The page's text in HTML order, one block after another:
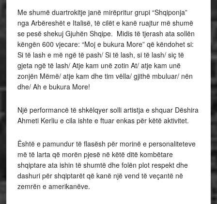
Me shumë duartrokitje janë mirëpritur grupi “Shqiponja”
nga Arbëreshët e Italisë, të cilët e kanë ruajtur më shumë
se pesë shekuj Gjuhën Shqipe. Midis të tjerash ata sollën
këngën 600 vjecare: “Moj e bukura More” që këndohet si:
Si të lash e më ngë të pash/ Si të lash, si të lash/ siç të
gjeta ngë të lash/ Atje kam unë zotin At/ atje kam unë
zonjën Mëmë/ atje kam dhe tim vëlla/ gjithë mbuluar/ nën
dhe/ Ah e bukura More!
Një performancë të shkëlqyer solli artistja e shquar Dëshira
Ahmeti Kerliu e cila ishte e ftuar enkas për këtë aktivitet.
Është e pamundur të flasësh për morinë e personaliteteve
më të larta që morën pjesë në këtë ditë kombëtare
shqiptare ata ishin të shumtë dhe folën plot respekt dhe
dashuri për shqiptarët që kanë një vend të veçantë në
zemrën e amerikanëve.